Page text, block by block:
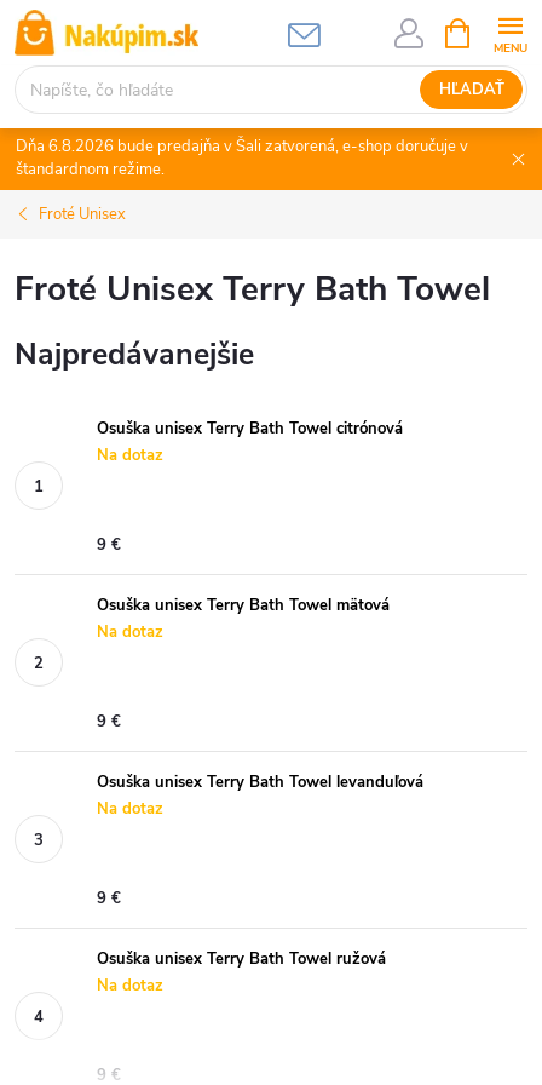
Prejsť
na
obsah
HĽADAŤ
KOŠÍK
Dňa 6.8.2026 bude predajňa v Šali zatvorená, e-shop doručuje v
štandardnom režime.
Froté Unisex
Froté Unisex Terry Bath Towel
Najpredávanejšie
Osuška unisex Terry Bath Towel citrónová
Na dotaz
9 €
Osuška unisex Terry Bath Towel mätová
Na dotaz
9 €
Osuška unisex Terry Bath Towel levanduľová
Na dotaz
9 €
Osuška unisex Terry Bath Towel ružová
Na dotaz
9 €